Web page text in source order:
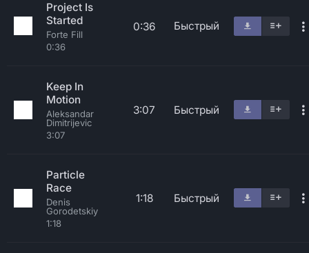
Project Is
Started
Forte Fill
0:36
0:36 Быстрый
Keep In
Motion
Aleksandar
Dimitrijevic
3:07
3:07 Быстрый
Particle
Race
Denis
Gorodetskiy
1:18
1:18 Быстрый